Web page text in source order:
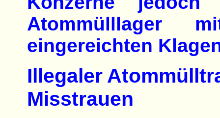
Atommülllager
eingereichten
Illegaler
Misstrauen